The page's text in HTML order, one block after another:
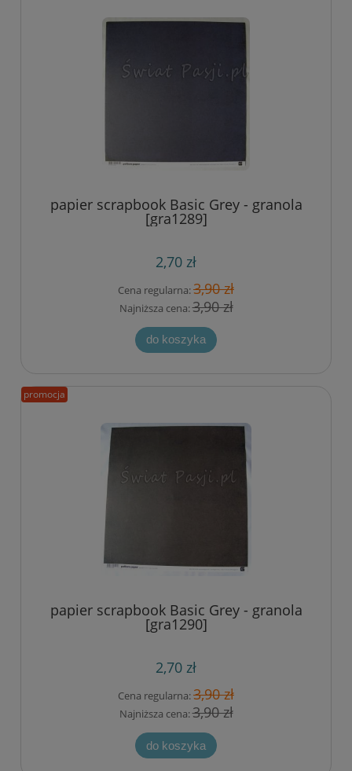
papier scrapbook Basic Grey - granola
[gra1289]
2,70 zł
Cena regularna:3,90 zł
Najniższa cena:3,90 zł
do koszyka
papier scrapbook Basic Grey - granola
[gra1290]
2,70 zł
Cena regularna:3,90 zł
Najniższa cena:3,90 zł
do koszyka
promocja